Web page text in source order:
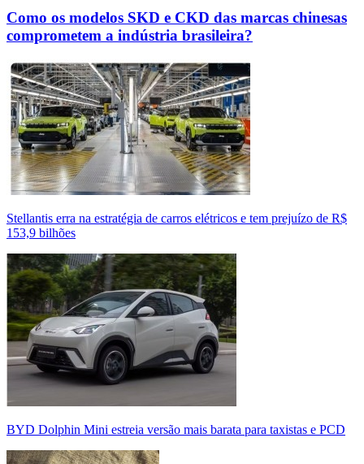
Como os modelos SKD e CKD das marcas chinesas
comprometem a indústria brasileira?
Stellantis erra na estratégia de carros elétricos e tem prejuízo de R$
153,9 bilhões
BYD Dolphin Mini estreia versão mais barata para taxistas e PCD